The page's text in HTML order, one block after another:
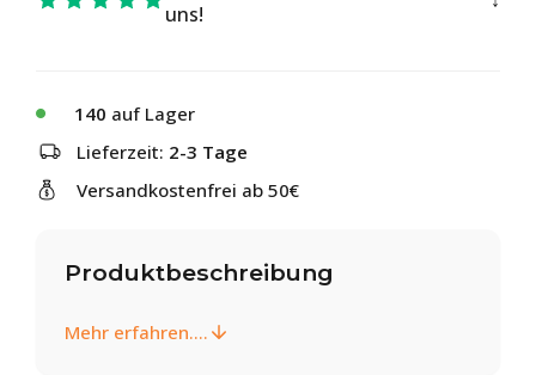
uns!
140 auf Lager
Lieferzeit: 2-3 Tage
Versandkostenfrei ab 50€
Produktbeschreibung
Mehr erfahren....